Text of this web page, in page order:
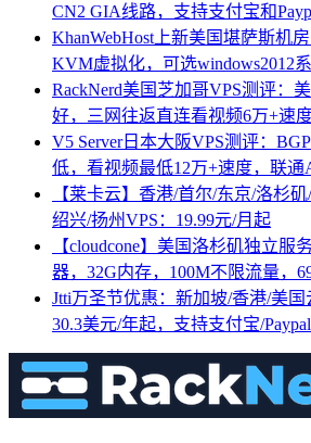
CN2 GIA线路，支持支付宝和
KhanWebHost上新美国堪萨斯机房
KVM虚拟化，可选windows2012
RackNerd美国芝加哥VPS测评：
好，三网往返直连看视频6万+速
V5 Server日本大阪VPS测评：
低，看视频最低12万+速度，联通
【莱卡云】香港/首尔/东京/洛杉
绍兴/扬州VPS：19.99元/月起
【cloudcone】美国洛杉矶独立服
器，32G内存，100M不限流量，
Jtti万圣节优惠：新加坡/香港/美国
30.3美元/年起，支持支付宝/Paypal